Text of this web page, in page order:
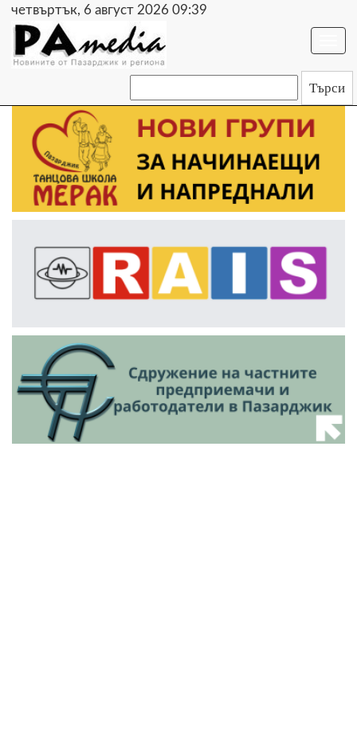
четвъртък, 6 август 2026 09:39